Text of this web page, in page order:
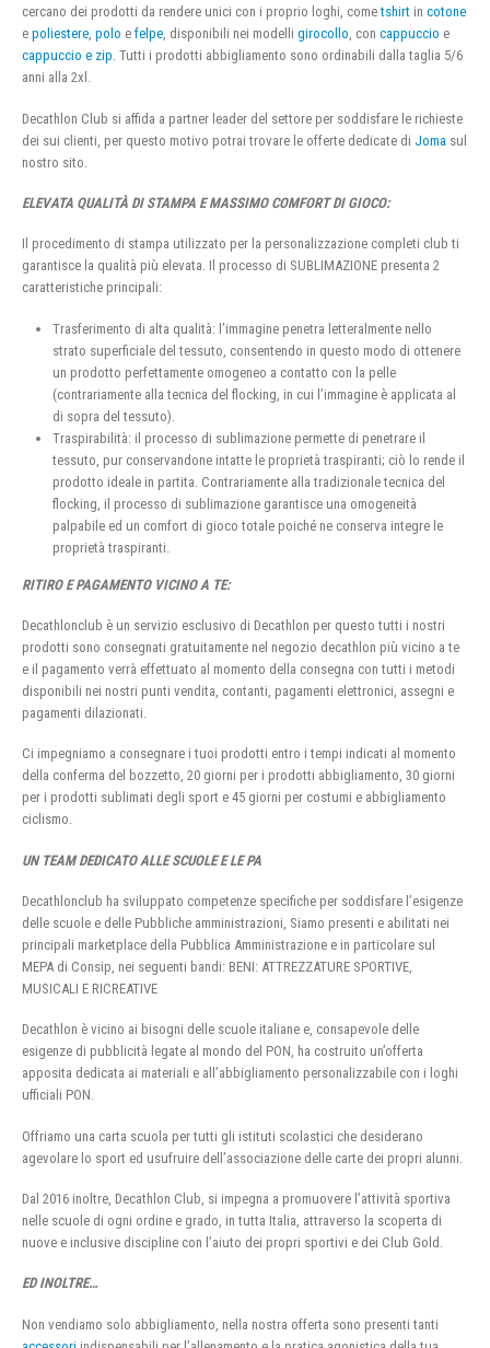
cercano dei prodotti da rendere unici con i proprio loghi, cometshirt in cotone
e poliestere, polo e felpe, disponibili nei modelli girocollo, con cappuccio e
cappuccio e zip. Tutti i prodotti abbigliamento sono ordinabili dalla taglia 5/6
anni alla 2xl.
Decathlon Club si affida a partner leader del settore per soddisfare le richieste
dei sui clienti, per questo motivo potrai trovare le offerte dedicate di Joma sul
nostro sito.
ELEVATA QUALITÀ DI STAMPA E MASSIMO COMFORT DI GIOCO:
Il procedimento di stampa utilizzato per la personalizzazione completi club ti
garantisce la qualità più elevata. Il processo di SUBLIMAZIONE presenta 2
caratteristiche principali:
Trasferimento di alta qualità: l’immagine penetra letteralmente nello
strato superficiale del tessuto, consentendo in questo modo di ottenere
un prodotto perfettamente omogeneo a contatto con la pelle
(contrariamente alla tecnica del flocking, in cui l’immagine è applicata al
di sopra del tessuto).
Traspirabilità: il processo di sublimazione permette di penetrare il
tessuto, pur conservandone intatte le proprietà traspiranti; ciò lo rende il
prodotto ideale in partita. Contrariamente alla tradizionale tecnica del
flocking, il processo di sublimazione garantisce una omogeneità
palpabile ed un comfort di gioco totale poiché ne conserva integre le
proprietà traspiranti.
RITIRO E PAGAMENTO VICINO A TE:
Decathlonclub è un servizio esclusivo di Decathlon per questo tutti i nostri
prodotti sono consegnati gratuitamente nel negozio decathlon più vicino a te
e il pagamento verrà effettuato al momento della consegna con tutti i metodi
disponibili nei nostri punti vendita, contanti, pagamenti elettronici, assegni e
pagamenti dilazionati.
Ci impegniamo a consegnare i tuoi prodotti entro i tempi indicati al momento
della conferma del bozzetto, 20 giorni per i prodotti abbigliamento, 30 giorni
per i prodotti sublimati degli sport e 45 giorni per costumi e abbigliamento
ciclismo.
UN TEAM DEDICATO ALLE SCUOLE E LE PA
Decathlonclub ha sviluppato competenze specifiche per soddisfare l’esigenze
delle scuole e delle Pubbliche amministrazioni, Siamo presenti e abilitati nei
principali marketplace della Pubblica Amministrazione e in particolare sul
MEPA di Consip, nei seguenti bandi: BENI: ATTREZZATURE SPORTIVE,
MUSICALI E RICREATIVE
Decathlon è vicino ai bisogni delle scuole italiane e, consapevole delle
esigenze di pubblicità legate al mondo del PON, ha costruito un’offerta
apposita dedicata ai materiali e all’abbigliamento personalizzabile con i loghi
ufficiali PON.
Offriamo una carta scuola per tutti gli istituti scolastici che desiderano
agevolare lo sport ed usufruire dell’associazione delle carte dei propri alunni.
Dal 2016 inoltre, Decathlon Club, si impegna a promuovere l’attività sportiva
nelle scuole di ogni ordine e grado, in tutta Italia, attraverso la scoperta di
nuove e inclusive discipline con l’aiuto dei propri sportivi e dei Club Gold.
ED INOLTRE…
Non vendiamo solo abbigliamento, nella nostra offerta sono presenti tanti